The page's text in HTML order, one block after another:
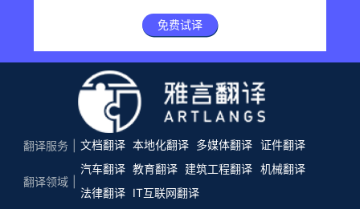
免费试译
翻译服务 文档翻译 本地化翻译 多媒体翻译 证件翻译
翻译领域
汽车翻译 教育翻译 建筑工程翻译 机械翻译
法律翻译
IT互联网翻译